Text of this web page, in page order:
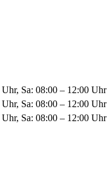
Sa: 08:00 – 12:00 Uhr
Sa: 08:00 – 12:00 Uhr
Sa: 08:00 – 12:00 Uhr